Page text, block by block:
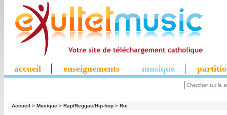
accueil enseignements musique
Accueil > Musique > Rap/Reggae/Hip-hop > Roi